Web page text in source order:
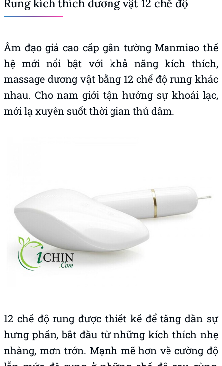
Rung kích thích dương vật 12 chế độ
Âm đạo giả cao cấp gắn tường Manmiao thế
hệ mới nổi bật với khả năng kích thích,
massage dương vật bằng 12 chế độ rung khác
nhau. Cho nam giới tận hưởng sự khoái lạc,
mới lạ xuyên suốt thời gian thủ dâm.
12 chế độ rung được thiết kế để tăng dần sự
hưng phấn, bắt đầu từ những kích thích nhẹ
nhàng, mơn trớn. Mạnh mẽ hơn về cường độ